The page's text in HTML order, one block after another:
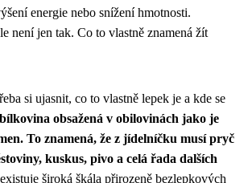
energie nebo snížení hmotnosti.
není jen tak. Co to vlastně znamená žít
si ujasnit, co to vlastně lepek je a kde se
obsažená v obilovinách jako je
To znamená, že z jídelníčku musí pryč
kuskus, pivo a celá řada dalších
široká škála přirozeně bezlepkových